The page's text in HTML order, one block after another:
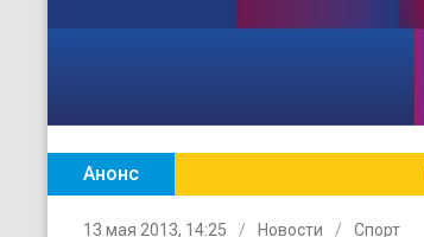
Анонс Главные новости
13 мая 2013, 14:25 Новости Спорт